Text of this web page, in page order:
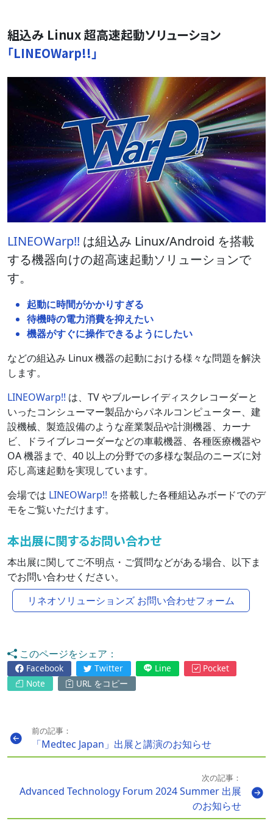
組込み Linux 超高速起動ソリューション
「LINEOWarp!!」
LINEOWarp!! は組込み Linux/Android を搭載
する機器向けの超高速起動ソリューションで
す。
起動に時間がかかりすぎる
待機時の電力消費を抑えたい
機器がすぐに操作できるようにしたい
などの組込み Linux 機器の起動における様々な問題を解決
します。
LINEOWarp!! は、TV やブルーレイディスクレコーダーと
いったコンシューマー製品からパネルコンピューター、建
設機械、製造設備のような産業製品や計測機器、カーナ
ビ、ドライブレコーダーなどの車載機器、各種医療機器や
OA 機器まで、40 以上の分野での多様な製品のニーズに対
応し高速起動を実現しています。
会場では LINEOWarp!! を搭載した各種組込みボードでのデ
モをご覧いただけます。
本出展に関するお問い合わせ
本出展に関してご不明点・ご質問などがある場合、以下ま
でお問い合わせください。
リネオソリューションズ お問い合わせフォーム
このページをシェア：
Facebook Twitter Line
Pocket
Note
URL をコピー
前の記事：
「Medtec Japan」出展と講演のお知らせ
次の記事：
Advanced Technology Forum 2024 Summer 出展
のお知らせ